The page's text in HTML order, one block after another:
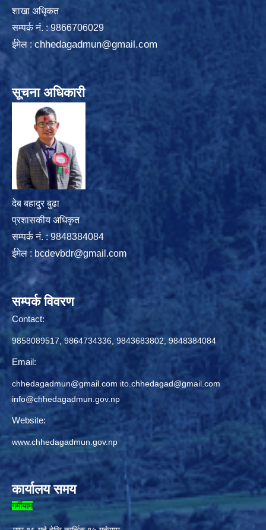
शाखा अधिृकत
सम्पर्क न‌ं. : 9866706029
ईमेल : chhedagadmun@gmail.com
सूचना अधिकारी
देब बहादुर बुढा
प्रशासकीय अधिकृत
सम्पर्क नं. : 9848384084
ईमेल : bcdevbdr@gmail.com
सम्पर्क विवरण
Contact:
9858089517, 9864734336, 9843683802, 9848384084
Email:
chhedagadmun@gmail.com ito.chhedagad@gmail.com
info@chhedagadmun.gov.np
Website:
www.chhedagadmun.gov.np
कार्यालय समय
गर्मीयाम